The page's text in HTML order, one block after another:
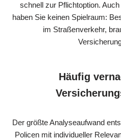
schnell zur Pflichtoption.
haben Sie keinen Spielraum:
im Straßenverkehr,
Häufig
Der größte Analyseaufwand
Policen mit individueller